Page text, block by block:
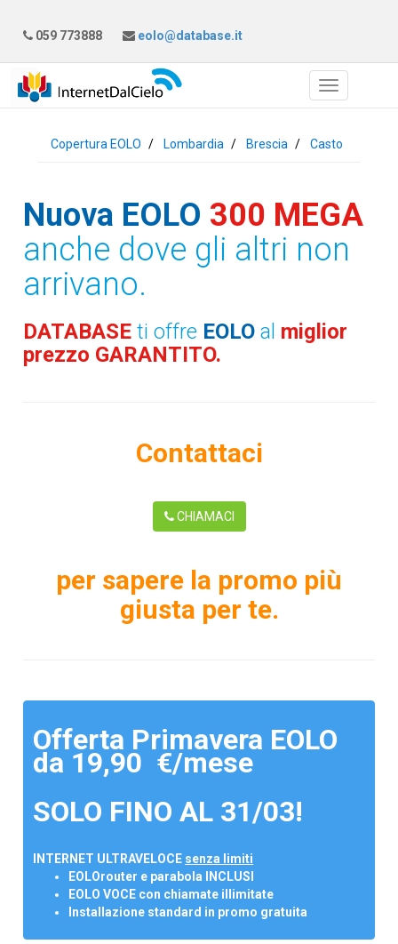
059 773888 eolo@database.it
Copertura EOLO Lombardia Brescia Casto
Nuova EOLO 300 MEGA
anche dove gli altri non
arrivano.
DATABASEti offre EOLO al miglior
prezzo GARANTITO.
Contattaci
CHIAMACI
per sapere la promo più
giusta per te.
Offerta Primavera EOLO
da 19,90 €/mese
SOLO FINO AL 31/03!
INTERNET ULTRAVELOCE senza limiti
EOLOrouter e parabola INCLUSI
EOLO VOCE con chiamate illimitate
Installazione standard in promo gratuita